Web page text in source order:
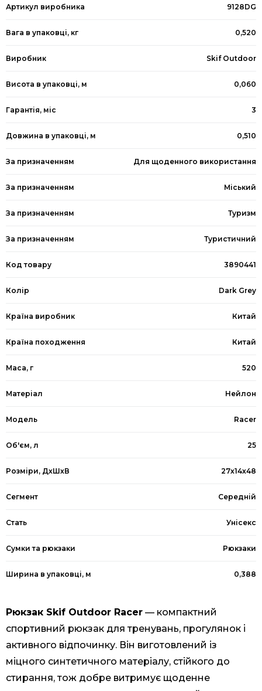
Артикул виробника 9128DG
Вага в упаковці, кг 0,520
Виробник Skif Outdoor
Висота в упаковці, м 0,060
Гарантія, міс 3
Довжина в упаковці, м 0,510
За призначенням Для щоденного використання
За призначенням Міський
За призначенням Туризм
За призначенням Туристичний
Код товару 3890441
Колір Dark Grey
Країна виробник Китай
Країна походження Китай
Маса, г 520
Матеріал Нейлон
Модель Racer
Об'єм, л 25
Розміри, ДхШхВ 27х14х48
Сегмент Середній
Стать Унісекс
Сумки та рюкзаки Рюкзаки
Ширина в упаковці, м 0,388
Рюкзак Skif Outdoor Racer — компактний
спортивний рюкзак для тренувань, прогулянок і
активного відпочинку. Він виготовлений із
міцного синтетичного матеріалу, стійкого до
стирання, тож добре витримує щоденне